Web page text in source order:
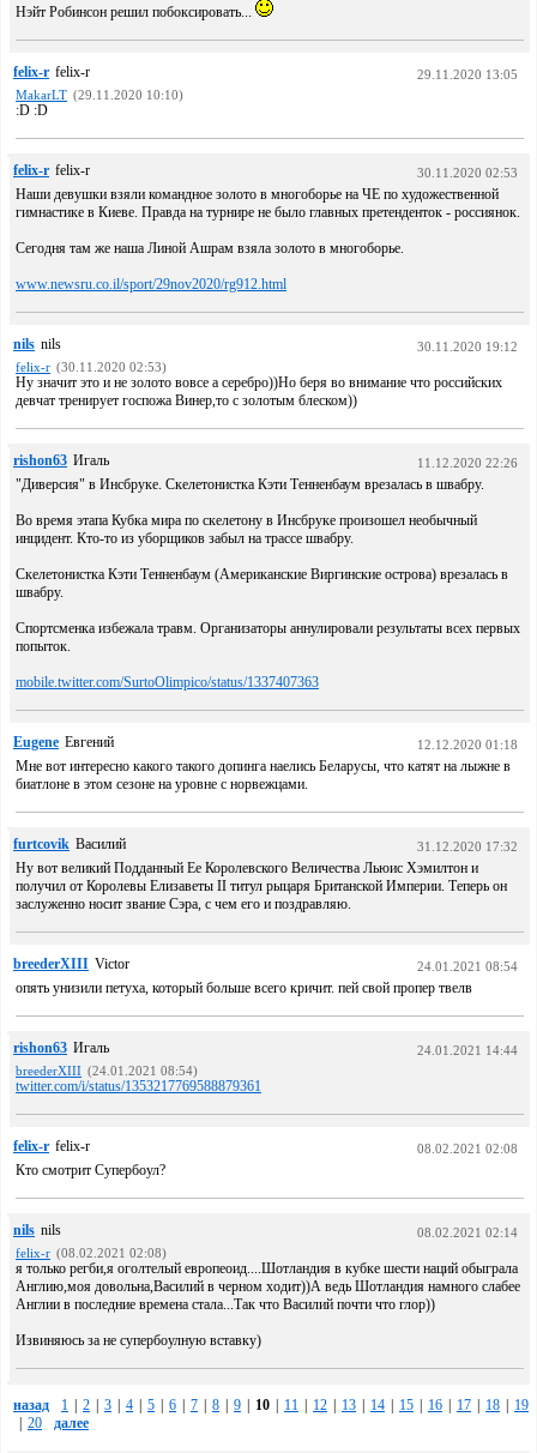
Нэйт Робинсон решил побоксировать...
felix-r felix-r
29.11.2020 13:05
MakarLT (29.11.2020 10:10)
:D :D
felix-r felix-r 30.11.2020 02:53
Наши девушки взяли командное золото в многоборье на ЧЕ по художественной
гимнастике в Киеве. Правда на турнире не было главных претенденток - россиянок.
Сегодня там же наша Линой Ашрам взяла золото в многоборье.
www.newsru.co.il/sport/29nov2020/rg912.html
nils nils
30.11.2020 19:12
felix-r (30.11.2020 02:53)
Ну значит это и не золото вовсе а серебро))Но беря во внимание что российских
девчат тренирует госпожа Винер,то с золотым блеском))
rishon63 Игаль 11.12.2020 22:26
"Диверсия" в Инсбруке. Скелетонистка Кэти Тенненбаум врезалась в швабру.
Во время этапа Кубка мира по скелетону в Инсбруке произошел необычный
инцидент. Кто-то из уборщиков забыл на трассе швабру.
Скелетонистка Кэти Тенненбаум (Американские Виргинские острова) врезалась в
швабру.
Спортсменка избежала травм. Организаторы аннулировали результаты всех первых
попыток.
mobile.twitter.com/SurtoOlimpico/status/1337407363
Eugene Евгений 12.12.2020 01:18
Мне вот интересно какого такого допинга наелись Беларусы, что катят на лыжне в
биатлоне в этом сезоне на уровне с норвежцами.
furtcovik Василий 31.12.2020 17:32
Ну вот великий Подданный Ее Королевского Величества Льюис Хэмилтон и
получил от Королевы Елизаветы II титул рыцаря Британской Империи. Теперь он
заслуженно носит звание Сэра, с чем его и поздравляю.
breederXIII Victor 24.01.2021 08:54
опять унизили петуха, который больше всего кричит. пей свой пропер твелв
rishon63 Игаль
24.01.2021 14:44
breederXIII (24.01.2021 08:54)
twitter.com/i/status/1353217769588879361
felix-r felix-r 08.02.2021 02:08
Кто смотрит Супербоул?
nils nils
08.02.2021 02:14
felix-r (08.02.2021 02:08)
я только регби,я оголтелый европеоид....Шотландия в кубке шести наций обыграла
Англию,моя довольна,Василий в черном ходит))А ведь Шотландия намного слабее
Англии в последние времена стала...Так что Василий почти что глор))
Извиняюсь за не супербоулную вставку)
назад 1 2 3 4 5 6 7 8 9 10 11 12 13 14 15 16 17 18
19
20 далее